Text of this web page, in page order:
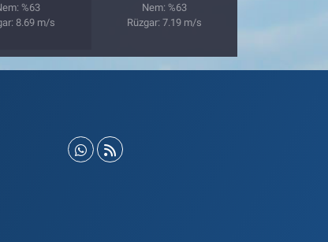
%63
8.69 m/s
Nem: %63
Rüzgar: 7.19 m/s